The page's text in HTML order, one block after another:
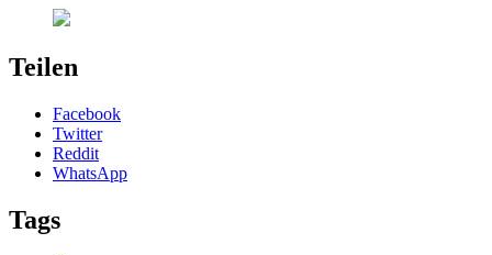
Teilen
Facebook
Twitter
Reddit
WhatsApp
Tags